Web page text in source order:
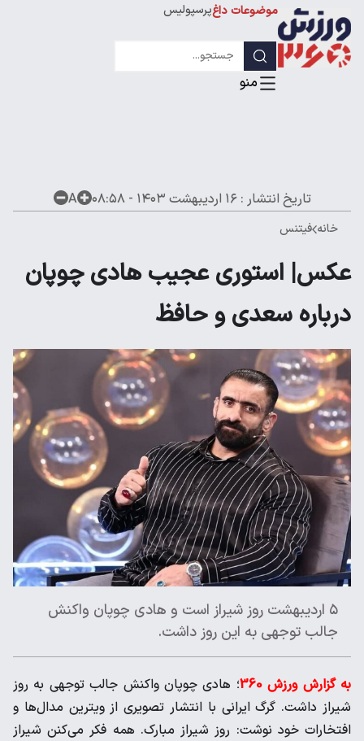
موضوعات داغپرسپولیس
لیگ قهرمانان
تاریخ انتشار :۱۶ اردیبهشت ۱۴۰۳ - ۰۸:۵۸ A
خانه فیتنس
عکس| استوری عجیب هادی چوپان
درباره سعدی و حافظ
۵ اردیبهشت روز شیراز است و هادی چوپان واکنش
جالب توجهی به این روز داشت.
به گزارش ورزش 360
؛ هادی چوپان واکنش جالب توجهی به روز
شیراز داشت. گرگ ایرانی با انتشار تصویری از ویترین مدال‌ها و
افتخارات خود نوشت: روز شیراز مبارک. همه فکر می‌کنن شیراز